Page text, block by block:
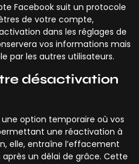
Facebook suit un protocole
de votre compte,
dans les réglages de
vos informations mais
par les autres utilisateurs.
désactivation
option temporaire où vos
une réactivation à
elle, entraîne l’effacement
un délai de grâce. Cette